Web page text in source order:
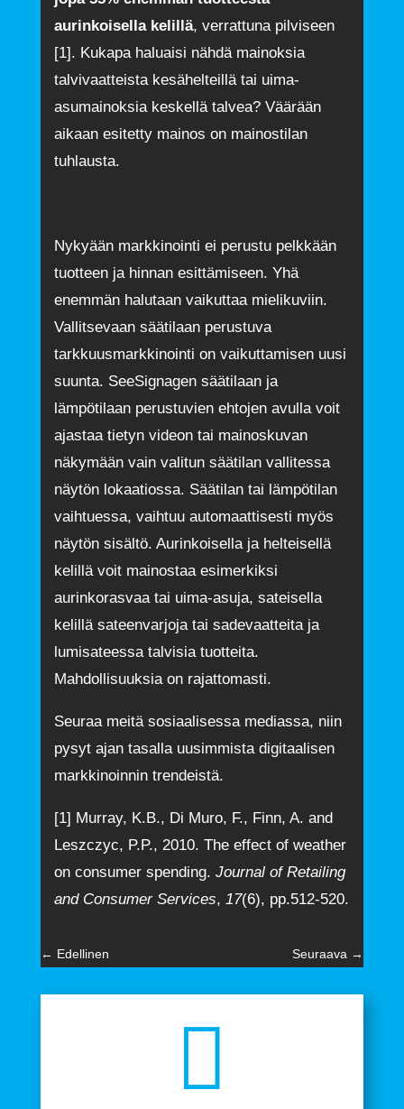
aurinkoisella kelillä, verrattuna pilviseen
[1]. Kukapa haluaisi nähdä mainoksia
talvivaatteista kesähelteillä tai uima-
asumainoksia keskellä talvea? Väärään
aikaan esitetty mainos on mainostilan
tuhlausta.
Nykyään markkinointi ei perustu pelkkään
tuotteen ja hinnan esittämiseen. Yhä
enemmän halutaan vaikuttaa mielikuviin.
Vallitsevaan säätilaan perustuva
tarkkuusmarkkinointi on vaikuttamisen uusi
suunta. SeeSignagen säätilaan ja
lämpötilaan perustuvien ehtojen avulla voit
ajastaa tietyn videon tai mainoskuvan
näkymään vain valitun säätilan vallitessa
näytön lokaatiossa. Säätilan tai lämpötilan
vaihtuessa, vaihtuu automaattisesti myös
näytön sisältö. Aurinkoisella ja helteisellä
kelillä voit mainostaa esimerkiksi
aurinkorasvaa tai uima-asuja, sateisella
kelillä sateenvarjoja tai sadevaatteita ja
lumisateessa talvisia tuotteita.
Mahdollisuuksia on rajattomasti.
Seuraa meitä sosiaalisessa mediassa, niin
pysyt ajan tasalla uusimmista digitaalisen
markkinoinnin trendeistä.
[1] Murray, K.B., Di Muro, F., Finn, A. and
Leszczyc, P.P., 2010. The effect of weather
on consumer spending. Journal of Retailing
and Consumer Services, 17(6), pp.512-520.
← Edellinen Seuraava →
